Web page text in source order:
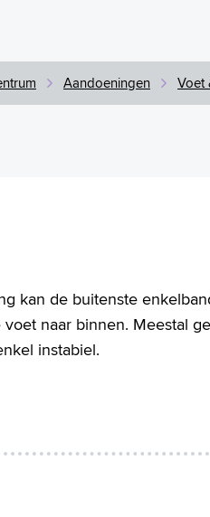
Aandoeningen Voet
kan de buitenste
naar binnen. Meestal
instabiel.